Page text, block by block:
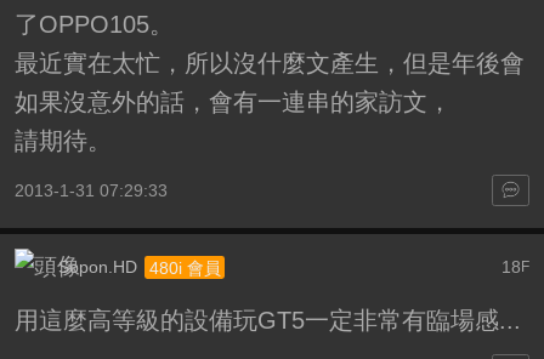
了OPPO105。
最近實在太忙，所以沒什麼文產生，但是年後會
如果沒意外的話，會有一連串的家訪文，
請期待。
2013-1-31 07:29:33
18 F
Sopon.HD 480i 會員
用這麼高等級的設備玩GT5一定非常有臨場感...